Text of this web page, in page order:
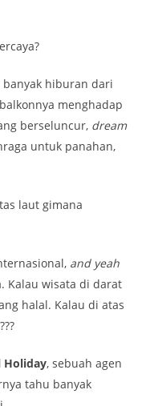
hiburan dari
menghadap
berseluncur, dream
untuk panahan,
laut gimana
and yeah
Kalau wisata di darat
halal. Kalau di atas
Holiday, sebuah agen
tahu banyak